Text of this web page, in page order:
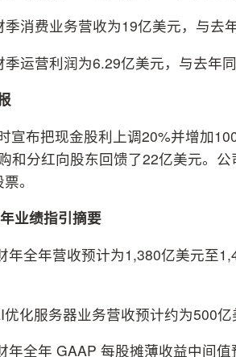
消费业务营收为19亿美元，与去
运营利润为6.29亿美元，与去年同
宣布把现金股利上调20%并增加
和分红向股东回馈了22亿美元。
。
业绩指引摘要
年全年营收预计为1,380亿美元至
化服务器业务营收预计约为500亿
年全年 GAAP 每股摊薄收益中间